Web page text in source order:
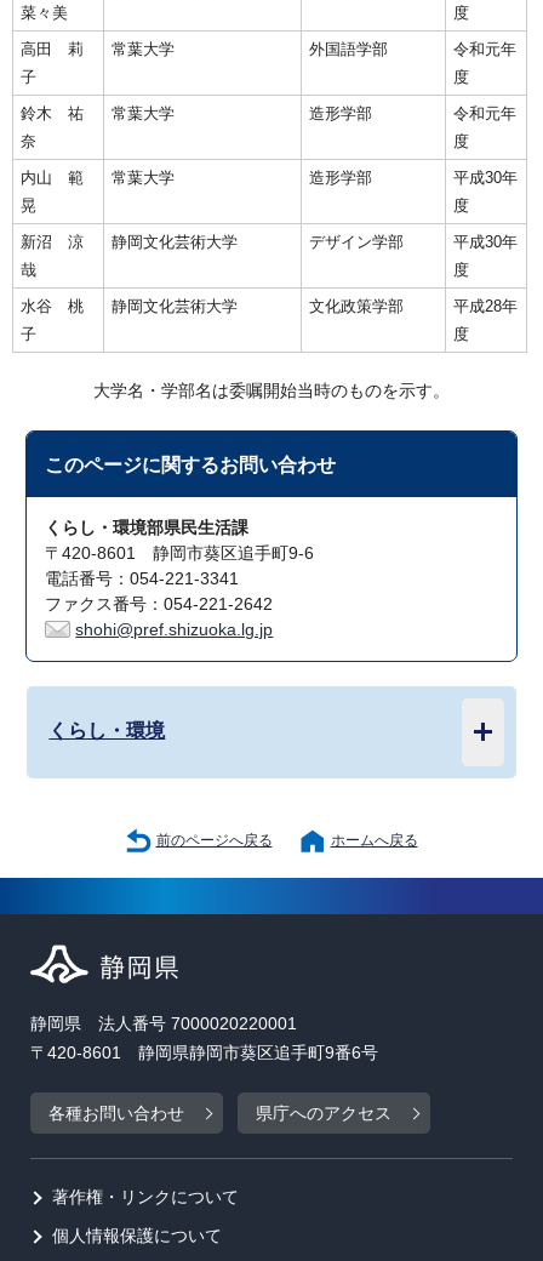
菜々美
度
高田 莉
子
常葉大学 外国語学部
令和元年
度
鈴木 祐
奈
常葉大学 造形学部
令和元年
度
内山 範
晃
常葉大学 造形学部
平成30年
度
新沼 涼
哉
静岡文化芸術大学 デザイン学部
平成30年
度
水谷 桃
子
静岡文化芸術大学 文化政策学部
平成28年
度
大学名・学部名は委嘱開始当時のものを示す。
このページに関するお問い合わせ
くらし・環境部県民生活課
〒420-8601 静岡市葵区追手町9-6
電話番号：054-221-3341
ファクス番号：054-221-2642
shohi@pref.shizuoka.lg.jp
くらし・環境
前のページへ戻る ホームへ戻る
静岡県 法人番号 7000020220001
〒420-8601 静岡県静岡市葵区追手町9番6号
各種お問い合わせ 県庁へのアクセス
著作権・リンクについて
個人情報保護について